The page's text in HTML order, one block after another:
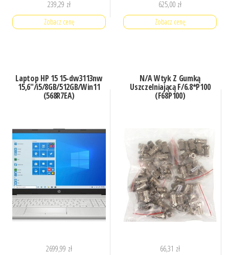
239,29 zł
Zobacz cenę
625,00 zł
Zobacz cenę
Laptop HP 15 15-dw3113nw
15,6″/i5/8GB/512GB/Win11
(568R7EA)
2699,99 zł
N/A Wtyk Z Gumką
Uszczelniającą F/6.8*P100
(F68P100)
66,31 zł